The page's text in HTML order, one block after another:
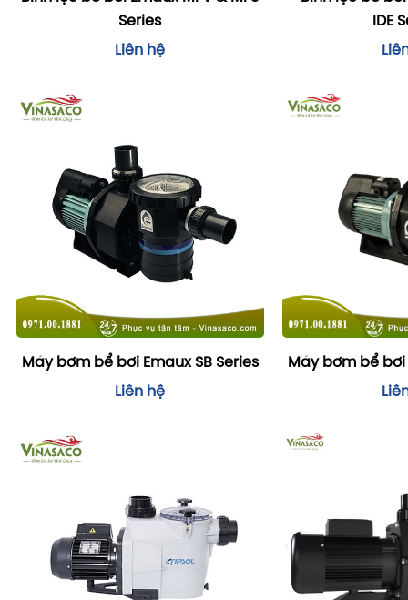
Series
Liên hệ
IDE
Máy bơm bể bơi Emaux SB Series
Liên hệ
Máy bơm bể bơi